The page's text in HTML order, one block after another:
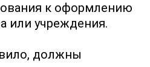
к оформлению
или учреждения.
должны